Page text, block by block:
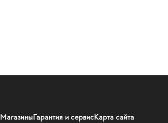
МагазиныГарантия и сервисКарта сайта